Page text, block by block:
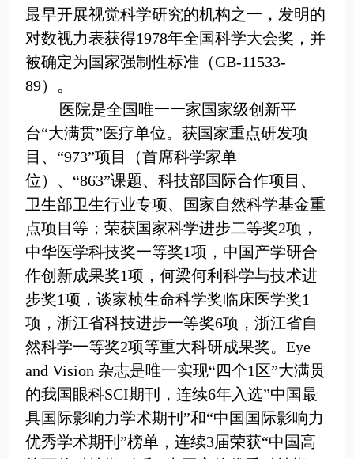
最早开展视觉科学研究的机构之一，发明的
对数视力表获得1978年全国科学大会奖，并
被确定为国家强制性标准（GB-11533-
89）。
医院是全国唯一一家国家级创新平
台“大满贯”医疗单位。获国家重点研发项
目、“973”项目（首席科学家单
位）、“863”课题、科技部国际合作项目、
卫生部卫生行业专项、国家自然科学基金重
点项目等；荣获国家科学进步二等奖2项，
中华医学科技奖一等奖1项，中国产学研合
作创新成果奖1项，何梁何利科学与技术进
步奖1项，谈家桢生命科学奖临床医学奖1
项，浙江省科技进步一等奖6项，浙江省自
然科学一等奖2项等重大科研成果奖。 Eye
and Vision 杂志是唯一实现“四个1区”大满贯
的我国眼科SCI期刊，连续6年入选”中国最
具国际影响力学术期刊”和“中国国际影响力
优秀学术期刊”榜单，连续3届荣获“中国高